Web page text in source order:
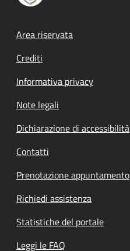
Footer menu
Area riservata
Crediti
Informativa privacy
Note legali
Dichiarazione di accessibilità
Contatti
Prenotazione appuntamento
Richiedi assistenza
Statistiche del portale
Leggi le FAQ